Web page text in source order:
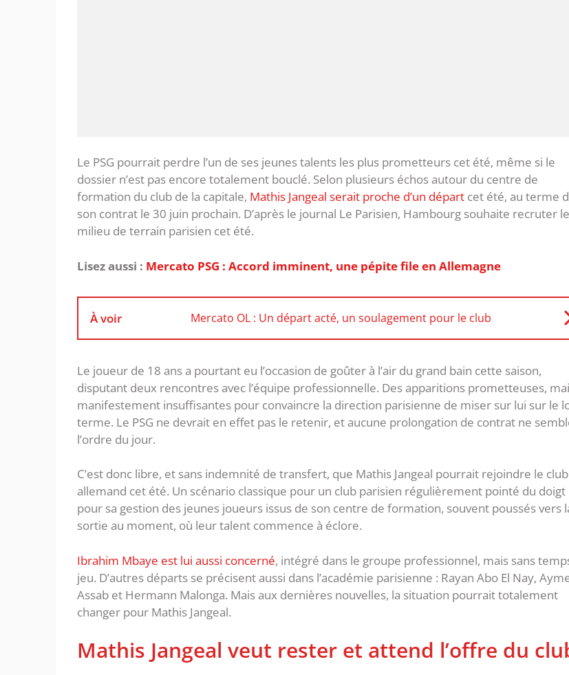
Le PSG pourrait perdre l’un de ses jeunes talents les plus prometteurs cet été, même si le
dossier n’est pas encore totalement bouclé. Selon plusieurs échos autour du centre de
formation du club de la capitale, Mathis Jangeal serait proche d’un départ cet été, au terme
son contrat le 30 juin prochain. D’après le journal Le Parisien, Hambourg souhaite recruter le
milieu de terrain parisien cet été.
Lisez aussi : Mercato PSG : Accord imminent, une pépite file en Allemagne
À voir Mercato OL : Un départ acté, un soulagement pour le club
Le joueur de 18 ans a pourtant eu l’occasion de goûter à l’air du grand bain cette saison,
disputant deux rencontres avec l’équipe professionnelle. Des apparitions prometteuses,
manifestement insuffisantes pour convaincre la direction parisienne de miser sur lui sur le
terme. Le PSG ne devrait en effet pas le retenir, et aucune prolongation de contrat ne
l’ordre du jour.
C’est donc libre, et sans indemnité de transfert, que Mathis Jangeal pourrait rejoindre le club
allemand cet été. Un scénario classique pour un club parisien régulièrement pointé du doigt
pour sa gestion des jeunes joueurs issus de son centre de formation, souvent poussés vers
sortie au moment, où leur talent commence à éclore.
Ibrahim Mbaye est lui aussi concerné, intégré dans le groupe professionnel, mais sans
jeu. D’autres départs se précisent aussi dans l’académie parisienne : Rayan Abo El Nay,
Assab et Hermann Malonga. Mais aux dernières nouvelles, la situation pourrait totalement
changer pour Mathis Jangeal.
Mathis Jangeal veut rester et attend l’offre du